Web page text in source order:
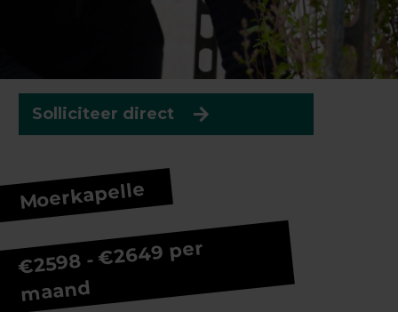
Solliciteer direct
Moerkapelle
€2598 - €2649 per
maand